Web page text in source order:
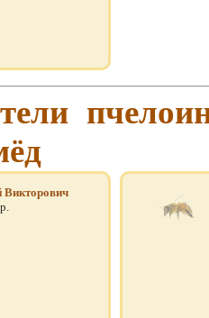
Викторович